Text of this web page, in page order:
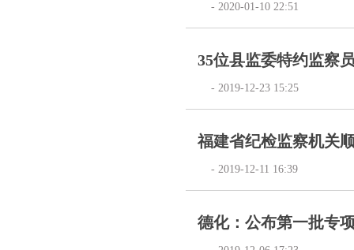
- 2020-01-10 22:51
35位县监委特约监察
- 2019-12-23 15:25
福建省纪检监察机关
- 2019-12-11 16:39
德化：公布第一批专